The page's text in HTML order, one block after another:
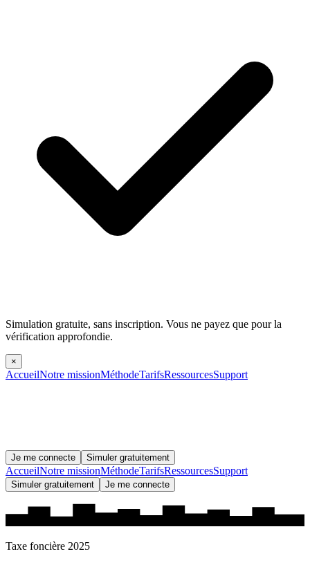
Simulation gratuite, sans inscription. Vous ne payez que pour la
vérification approfondie.
×
AccueilNotre missionMéthodeTarifsRessourcesSupport
Je me connecte Simuler gratuitement
AccueilNotre missionMéthodeTarifsRessourcesSupport
Simuler gratuitement Je me connecte
Taxe foncière 2025